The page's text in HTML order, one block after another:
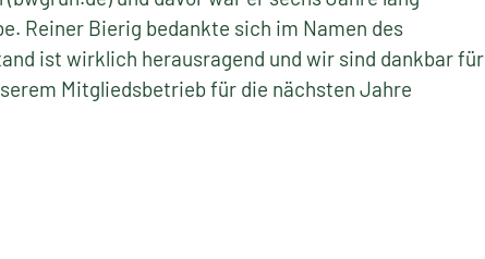
Reiner Bierig bedankte sich im Namen des
ist wirklich herausragend und wir sind dankbar für
Mitgliedsbetrieb für die nächsten Jahre